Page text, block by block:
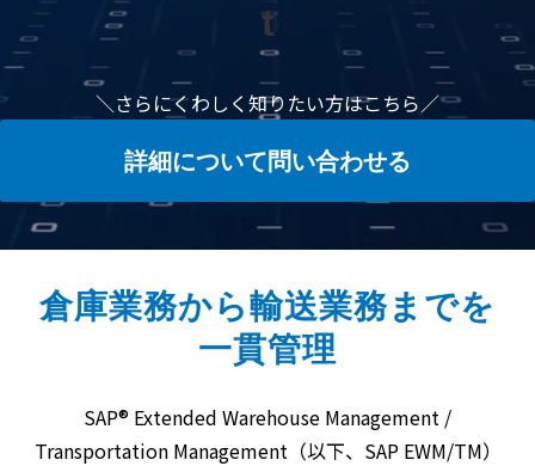
t
＼さらにくわしく知りたい方はこちら／
詳細について問い合わせる
倉庫業務から輸送業務までを
一貫管理
SAP® Extended Warehouse Management /
Transportation Management（以下、SAP EWM/TM）